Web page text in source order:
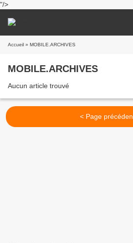
"/>
Accueil » MOBILE.ARCHIVES
MOBILE.ARCHIVES
Aucun article trouvé
< Page